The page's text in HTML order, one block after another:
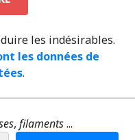
les indésirables.
les données de
.
, filaments...